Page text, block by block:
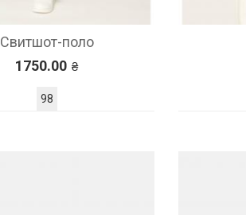
Свитшот-поло
1750.00
98